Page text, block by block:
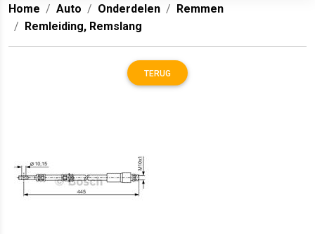
Home Auto Onderdelen
Remmen
Remleiding, Remslang
TERUG